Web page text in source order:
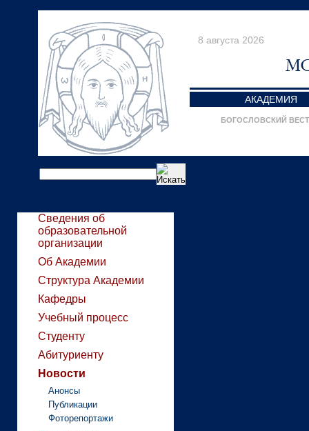
8 августа 2026
АКАДЕМИЯ
БОГОСЛОВСКИЙ
Сведения об
образовательной
организации
Об Академии
Структура Академии
Кафедры
Учебный процесс
Студенту
Абитуриенту
Новости
Анонсы
Публикации
Фоторепортажи